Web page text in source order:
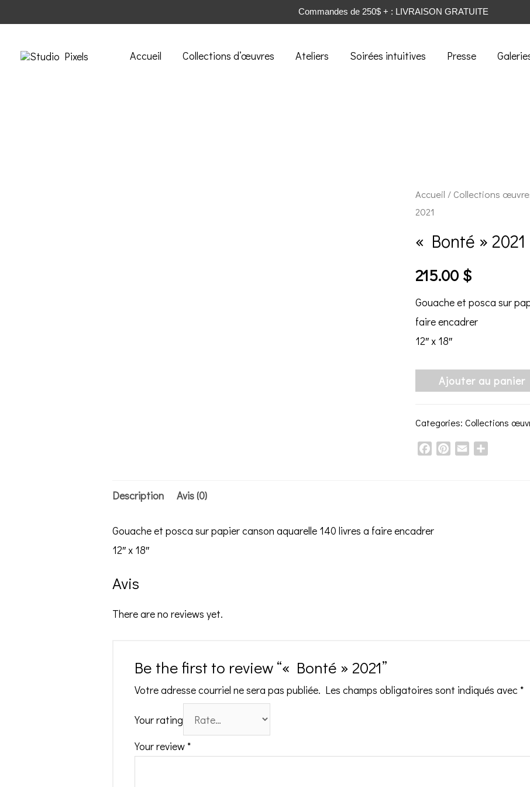
Commandes de 250$ + : LIVRAISON GRATUITE
Accueil Collections d’œuvres Ateliers Soirées intuitives Presse
Accueil / Collections
2021
« Bonté » 2021
215.00 $
Gouache et posca sur
faire encadrer
12″ x 18″
Ajouter au panier
Categories:Collections
FacebookPinterest
Email
Description Avis (0)
Gouache et posca sur papier canson aquarelle 140 livres a faire encadrer
12″ x 18″
Avis
There are no reviews yet.
Be the first to review “« Bonté » 2021”
Votre adresse courriel ne sera pas publiée. Les champs obligatoires sont indiqués avec *
Your rating
Your review *